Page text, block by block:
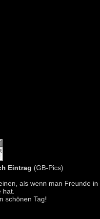
Eintrag (GB-Pics)
als wenn man Freunde in
hat.
schönen Tag!